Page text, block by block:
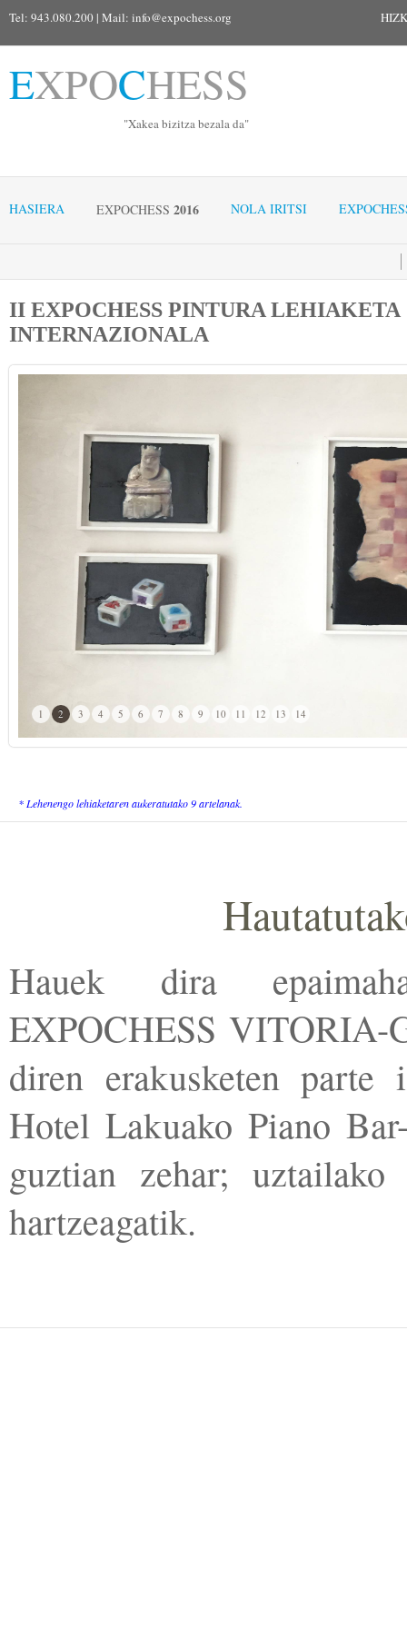
Tel: 943.080.200 | Mail: info@expochess.org
EXPOCHESS
"Xakea bizitza bezala da"
HASIERA EXPOCHESS 2016 NOLA IRITSI
II EXPOCHESS PINTURA LEHIAKETA
INTERNAZIONALA
1 2 3 4 5 6 7 8 9 10 11 12 13 14
* Lehenengo lehiaketaren aukeratutako 9 artelanak.
Hauek dira
EXPOCHESS VITORIA-
diren erakusketen
Hotel Lakuako Piano
guztian zehar;
hartzeagatik.